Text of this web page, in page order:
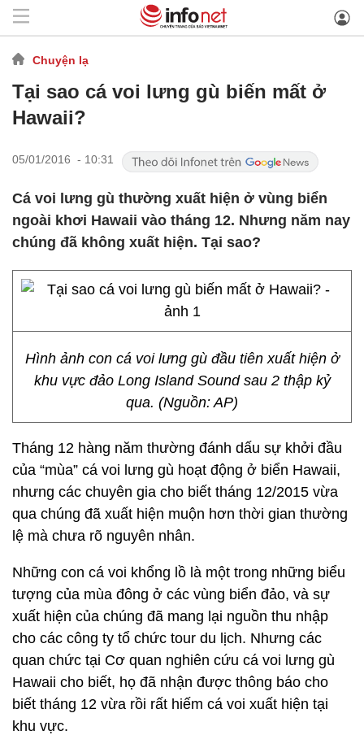
Chuyện lạ
Tại sao cá voi lưng gù biến mất ở
Hawaii?
05/01/2016 - 10:31
Cá voi lưng gù thường xuất hiện ở vùng biển
ngoài khơi Hawaii vào tháng 12. Nhưng năm nay
chúng đã không xuất hiện. Tại sao?
Hình ảnh con cá voi lưng gù đầu tiên xuất hiện ở
khu vực đảo Long Island Sound sau 2 thập kỷ
qua. (Nguồn: AP)
Tháng 12 hàng năm thường đánh dấu sự khởi đầu
của “mùa” cá voi lưng gù hoạt động ở biển Hawaii,
nhưng các chuyên gia cho biết tháng 12/2015 vừa
qua chúng đã xuất hiện muộn hơn thời gian thường
lệ mà chưa rõ nguyên nhân.
Những con cá voi khổng lồ là một trong những biểu
tượng của mùa đông ở các vùng biển đảo, và sự
xuất hiện của chúng đã mang lại nguồn thu nhập
cho các công ty tổ chức tour du lịch. Nhưng các
quan chức tại Cơ quan nghiên cứu cá voi lưng gù
Hawaii cho biết, họ đã nhận được thông báo cho
biết tháng 12 vừa rồi rất hiếm cá voi xuất hiện tại
khu vực.